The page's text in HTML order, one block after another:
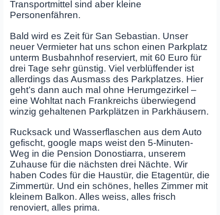
Transportmittel sind aber kleine
Personenfähren.
Bald wird es Zeit für San Sebastian. Unser
neuer Vermieter hat uns schon einen Parkplatz
unterm Busbahnhof reserviert, mit 60 Euro für
drei Tage sehr günstig. Viel verblüffender ist
allerdings das Ausmass des Parkplatzes. Hier
geht’s dann auch mal ohne Herumgezirkel –
eine Wohltat nach Frankreichs überwiegend
winzig gehaltenen Parkplätzen in Parkhäusern.
Rucksack und Wasserflaschen aus dem Auto
gefischt, google maps weist den 5-Minuten-
Weg in die Pension Donostiarra, unserem
Zuhause für die nächsten drei Nächte. Wir
haben Codes für die Haustür, die Etagentür, die
Zimmertür. Und ein schönes, helles Zimmer mit
kleinem Balkon. Alles weiss, alles frisch
renoviert, alles prima.